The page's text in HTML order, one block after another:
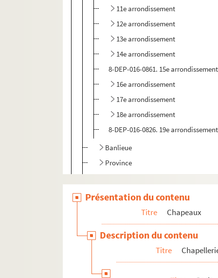
11e arrondissement
12e arrondissement
13e arrondissement
14e arrondissement
8-DEP-016-0861. 15e arrondissement
16e arrondissement
17e arrondissement
18e arrondissement
8-DEP-016-0826. 19e arrondissement
Banlieue
Province
Marques de chapeaux
Produits d'entretien pour chapeaux
Accessoires
Présentation du contenu
Titre Chapeaux
Description du contenu
Titre